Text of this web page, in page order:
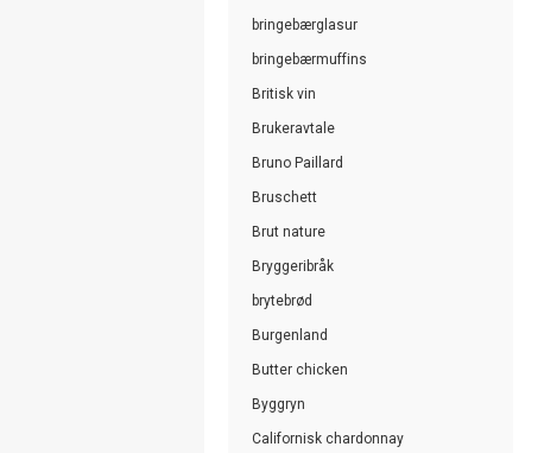
bringebærglasur
bringebærmuffins
Britisk vin
Brukeravtale
Bruno Paillard
Bruschett
Brut nature
Bryggeribråk
brytebrød
Burgenland
Butter chicken
Byggryn
Californisk chardonnay